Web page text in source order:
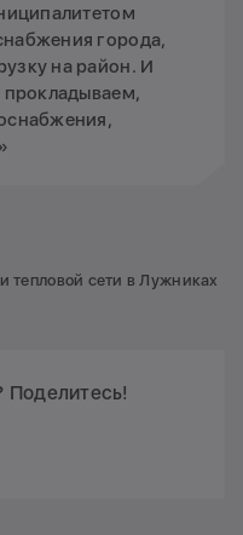
города,
на район. И
прокладываем,
тепловой сети в Лужниках
Поделитесь!